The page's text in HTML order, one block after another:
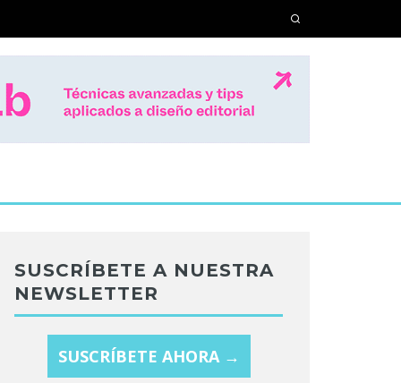
SUSCRÍBETE A NUESTRA
NEWSLETTER
SUSCRÍBETE AHORA →